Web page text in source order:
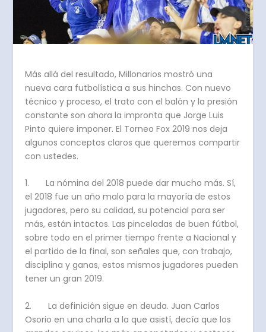
Más allá del resultado, Millonarios mostró una
nueva cara futbolística a sus hinchas. Con nuevo
técnico y proceso, el trato con el balón y la presión
constante son ahora la impronta que Jorge Luis
Pinto quiere imponer. El Torneo Fox 2019 nos deja
algunos conceptos claros que queremos compartir
con ustedes.
1. La nómina del 2018 puede dar mucho más. Sí,
el 2018 fue un año malo para la mayoría de estos
jugadores, pero su calidad, su potencial para ser
más, están intactos. Las pinceladas de buen fútbol,
sobre todo en el primer tiempo frente a Nacional y
el partido de la final, son señales que, con trabajo,
disciplina y ganas, estos mismos jugadores pueden
tener un gran 2019.
2. La definición sigue en deuda. Juan Carlos
Osorio en una charla a la que asistí, decía que los